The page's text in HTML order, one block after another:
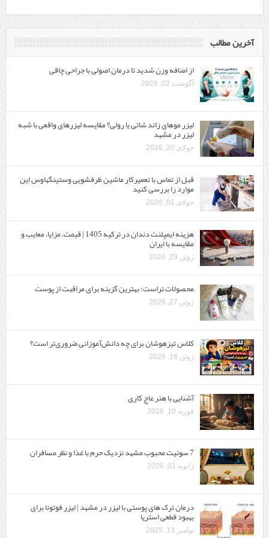
آخرین مطالب
از اضافه وزن شدید تا درمان اصولی با جراحی چاقی
آگوست 02, 2026
لیزر موهای زائد شاتی یا رولی؟ مقایسه لیزرهای واقعی با شبه‌
لیزر در مشهد
جولای 20, 2026
قبل از تماس با تعمیرکار ماشین ظرفشویی وستینگهاوس این
موارد را بررسی کنید
جولای 01, 2026
هزینه ایمپلنت دندان در ترکیه 1405 | قیمت، مزایا، معایب و
مقایسه با ایران
ژوئن 29, 2026
محصولات تراست؛ بهترین گزینه برای مراقبت از پوست
ژوئن 27, 2026
کلاس تیزهوشان برای چه دانش‌آموزانی ضروری‌تر است؟
ژوئن 16, 2026
آشنایی با هنر عاج کاری
فوریه 10, 2026
7 سوئیت محبوب مشهد نزدیک حرم با غذا و نظر مسافران
ژانویه 01, 2026
درمان ترک های پوستی با لیزر در مشهد | لیزر فوتونا برای
بهبود قطعی استریا
نوامبر 13, 2025